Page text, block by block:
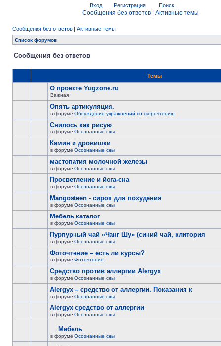
Вход Регистрация Поиск
Сообщения без ответов Активные темы
Сообщения без ответов | Активные темы
Список форумов
Сообщения без ответов
Темы
О проекте Yugzone.ru
Важная
Опять артикуляция.
в форуме Обсуждение упражнений по скорочтению
Снилось как рисую
в форуме Осознанные сны
Камин и дровишки
в форуме Осознанные сны
мастопатия молочной железы
в форуме Осознанные сны
Просветление и йога-сна
в форуме Осознанные сны
Mangosteen - сироп для похудения
в форуме Осознанные сны
Мебель каталог
в форуме Осознанные сны
Пурпурный чай «Чанг Шу» (синий чай, клитория
в форуме Осознанные сны
Фоточтение – есть ли курсы?
в форуме Фоточтение
Cредство против аллергии Alergyx
в форуме Осознанные сны
Alergyx – средство от аллергии. Показания к
в форуме Осознанные сны
Alergyx средство от аллергии
в форуме Осознанные сны
Мебель
в форуме Осознанные сны